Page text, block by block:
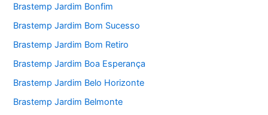
Brastemp Jardim Bonfim
Brastemp Jardim Bom Sucesso
Brastemp Jardim Bom Retiro
Brastemp Jardim Boa Esperança
Brastemp Jardim Belo Horizonte
Brastemp Jardim Belmonte